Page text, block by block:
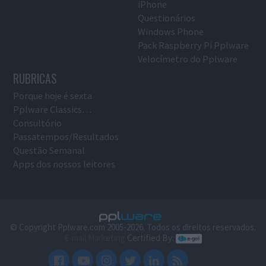
iPhone
Questionários
Windows Phone
Pack Raspberry Pi Pplware
Velocímetro do Pplware
RUBRICAS
Porque hoje é sexta
Pplware Classics…
Consultório
Passatempos/Resultados
Questão Semanal
Apps dos nossos leitores
© Copyright Pplware.com 2005-2026. Todos os direitos reservados.
Certified By: